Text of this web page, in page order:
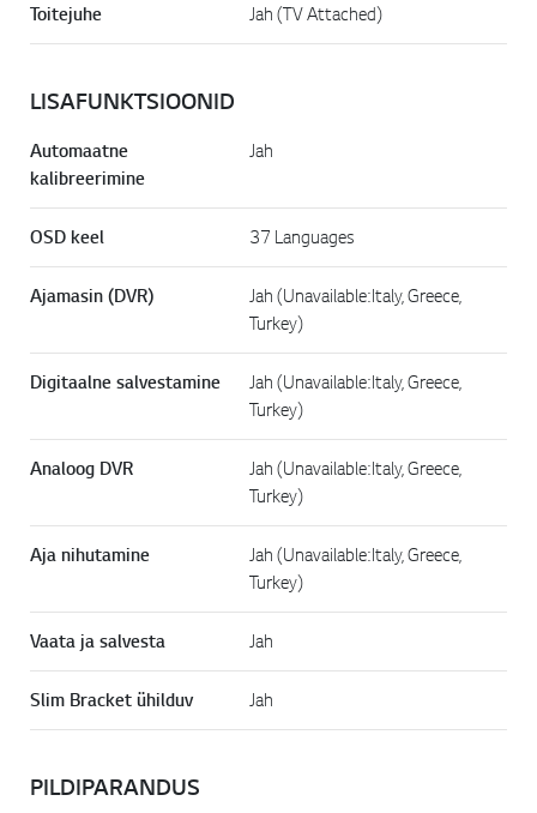
Toitejuhe Jah (TV Attached)
LISAFUNKTSIOONID
Automaatne
kalibreerimine
Jah
OSD keel 37 Languages
Ajamasin (DVR)
Jah (Unavailable: Italy, Greece,
Turkey)
Digitaalne salvestamine
Jah (Unavailable: Italy, Greece,
Turkey)
Analoog DVR
Jah (Unavailable: Italy, Greece,
Turkey)
Aja nihutamine
Jah (Unavailable: Italy, Greece,
Turkey)
Vaata ja salvesta Jah
Slim Bracket ühilduv Jah
PILDIPARANDUS